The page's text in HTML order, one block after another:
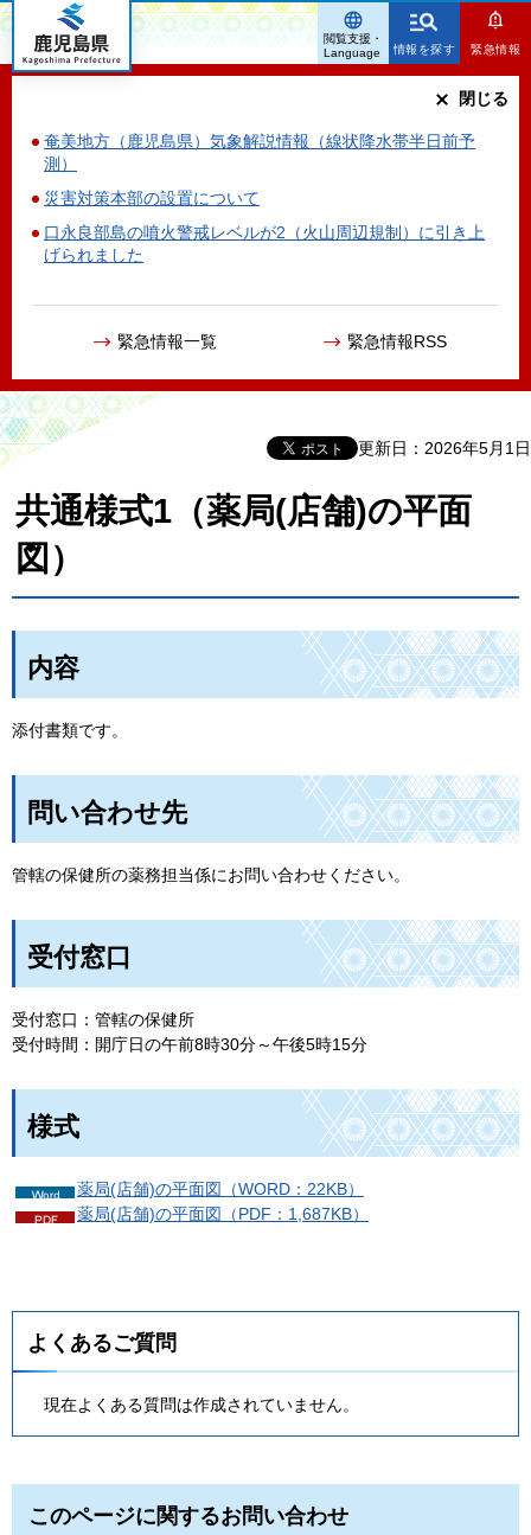
鹿児島県
情報を探す 緊急情報
奄美地方（鹿児島県）気象解説情報（線状降水帯半日前予
測）
災害対策本部の設置について
口永良部島の噴火警戒レベルが2（火山周辺規制）に引き上
げられました
緊急情報一覧 緊急情報RSS
閉じる
閲覧支援・
Language
更新日：2026年5月1日
共通様式1（薬局(店舗)の平面
図）
内容
添付書類です。
問い合わせ先
管轄の保健所の薬務担当係にお問い合わせください。
受付窓口
受付窓口：管轄の保健所
受付時間：開庁日の午前8時30分～午後5時15分
様式
薬局(店舗)の平面図（WORD：22KB）
薬局(店舗)の平面図（PDF：1,687KB）
よくあるご質問
現在よくある質問は作成されていません。
このページに関するお問い合わせ